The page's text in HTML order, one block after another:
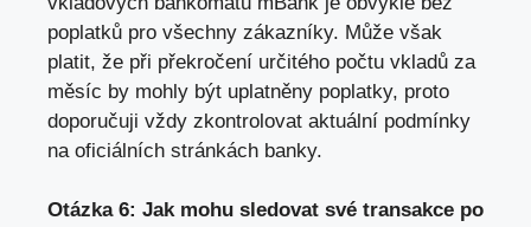
⁢poplatků ⁣pro všechny zákazníky. Může však
platit, že​ při překročení určitého‌ počtu vkladů ⁣za‍
měsíc by mohly být uplatněny ​poplatky, ⁤proto
doporučuji vždy zkontrolovat⁢ aktuální podmínky
na oficiálních stránkách banky.
Otázka 6: ‍Jak mohu sledovat své⁤ transakce po